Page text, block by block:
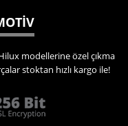
modellerine özel çıkma
stoktan hızlı kargo ile!